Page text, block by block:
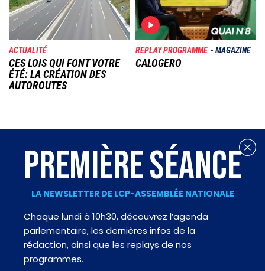
ACTUALITÉ
CES LOIS QUI FONT VOTRE
ÉTÉ: LA CRÉATION DES
AUTOROUTES
REPLAY PROGRAMME MAGAZINE
CALOGERO
PREMIÈRE SÉANCE
LA NEWSLETTER DE LCP-ASSEMBLÉE NATIONALE
Chaque lundi à 10h30, découvrez l’agenda
parlementaire, les dernières infos de la
rédaction, ainsi que les replays de nos
programmes.